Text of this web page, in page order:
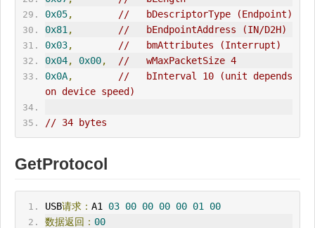
0x05,
//   bDescriptorType (Endpoint)
0x81 , //   bEndpointAddress (IN/D2H)
0x03,
//   bmAttributes (Interrupt)
0x04, 0x00,
//   wMaxPacketSize 4
0x0A, // bInterval
10 (unit depends
on device speed)
// 34 bytes
GetProtocol
USB请求： A1 03 00 00 00 00 01
00
数据返回： 00